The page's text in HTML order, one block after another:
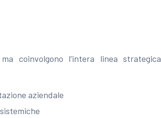
coinvolgono l’intera linea strategica
aziendale